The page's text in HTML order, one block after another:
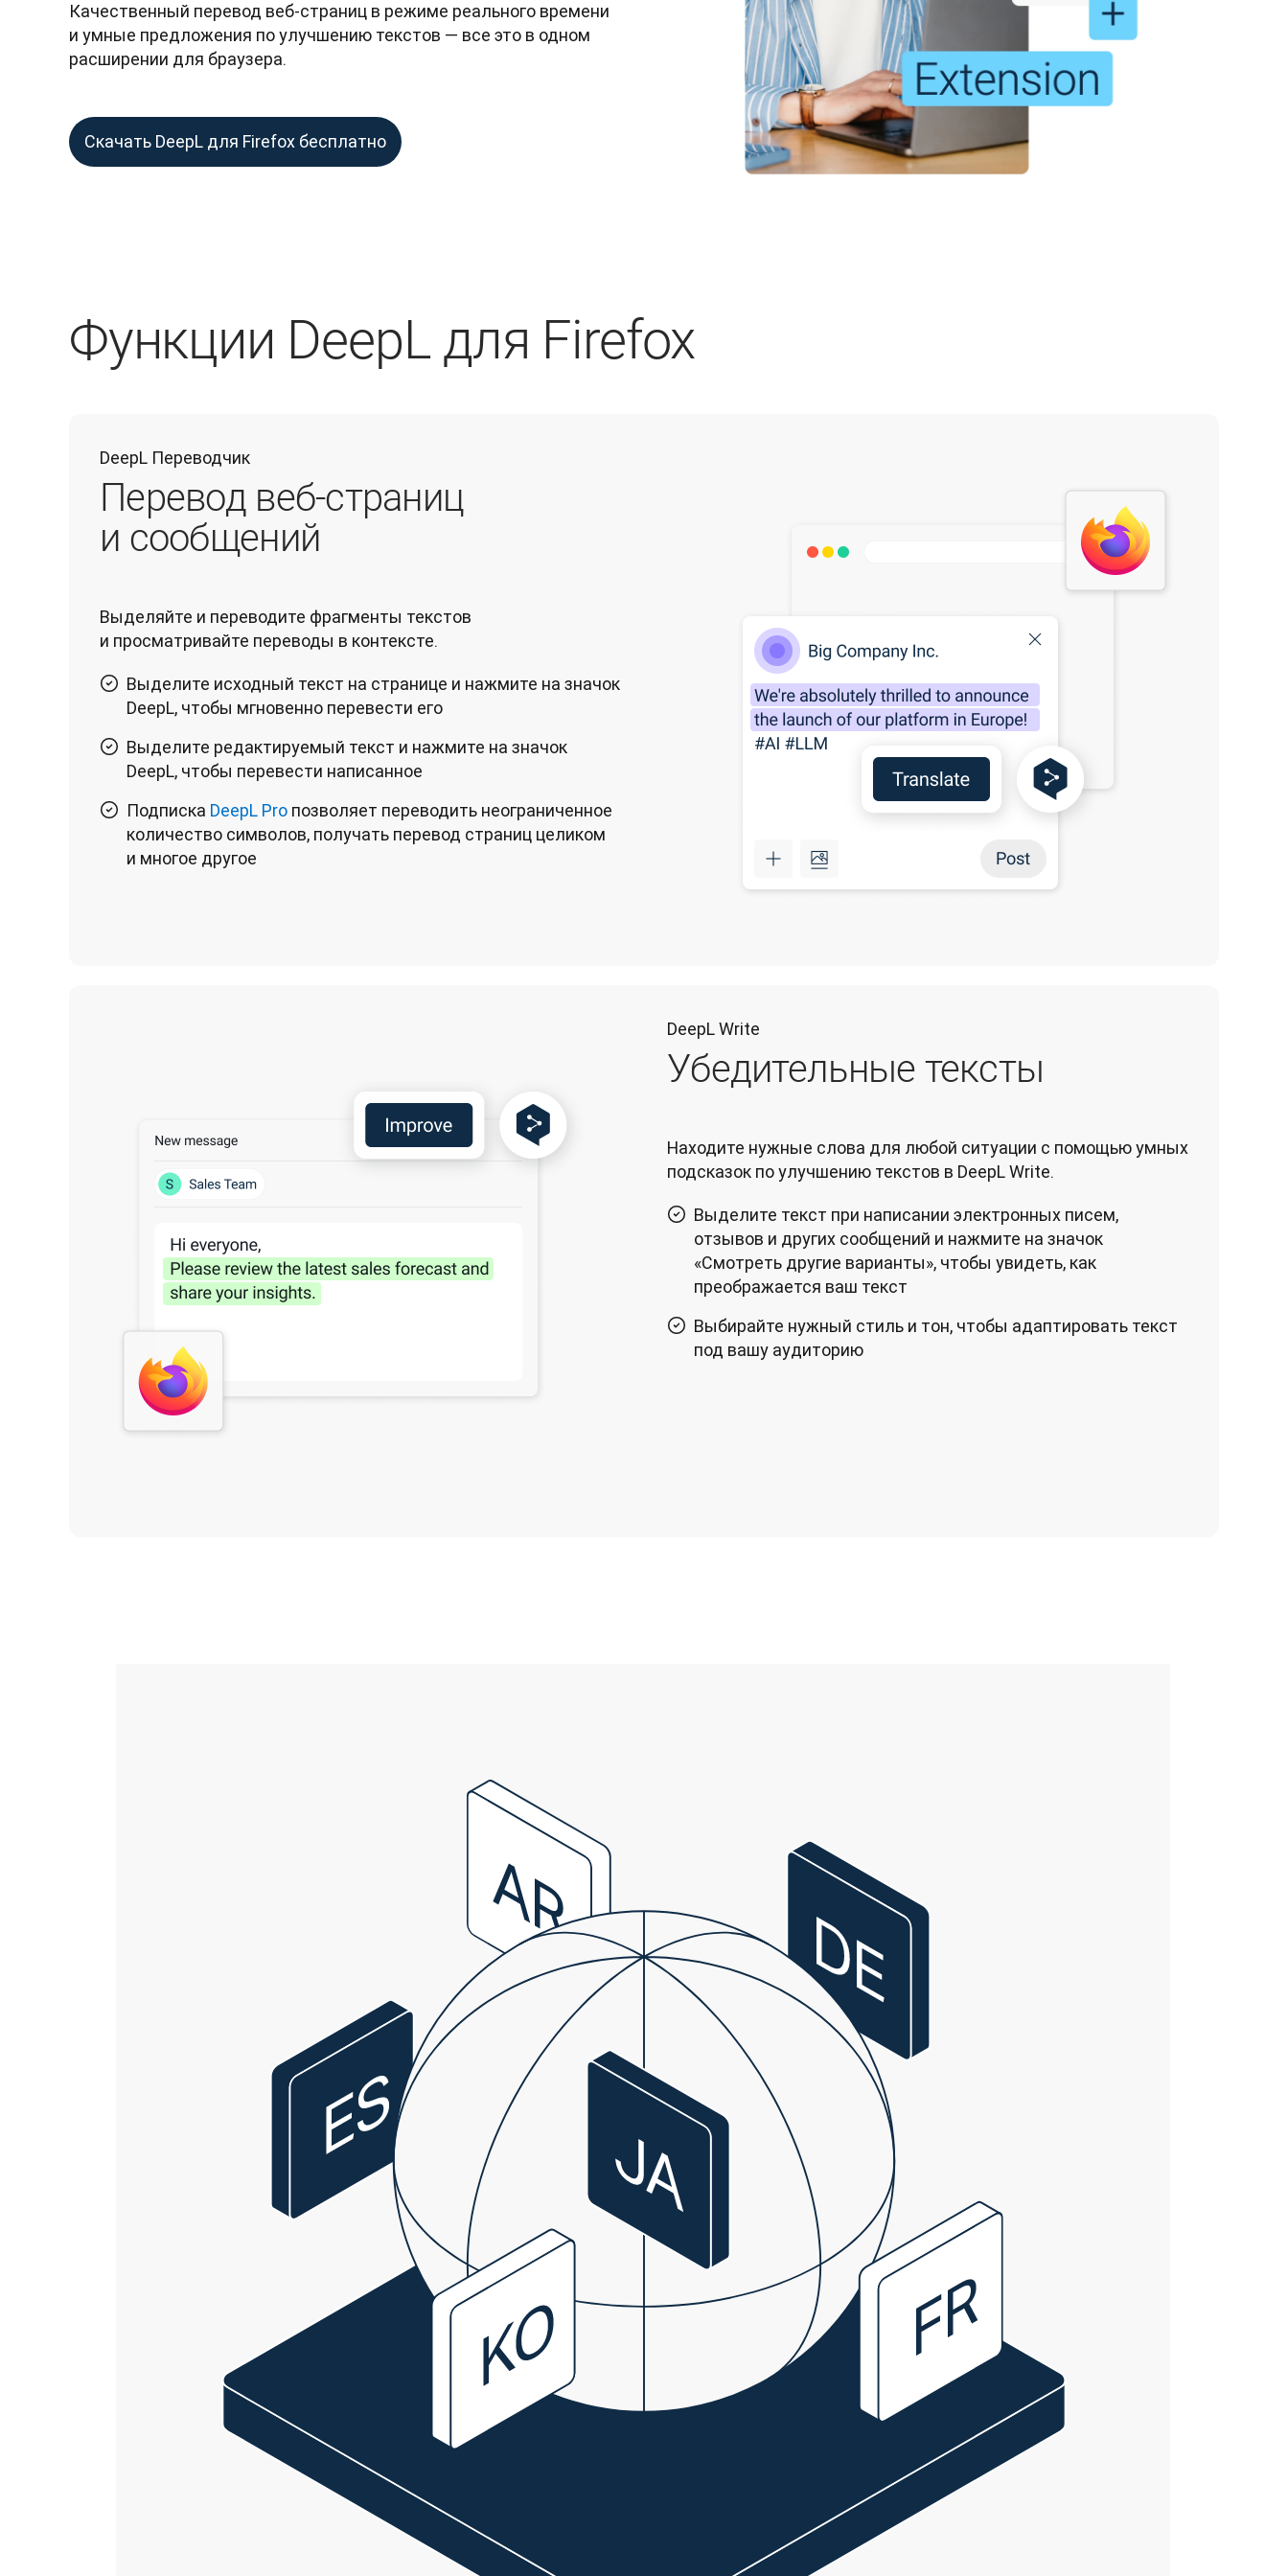
Качественный перевод веб-страниц в режиме реального времени
и умные предложения по улучшению текстов — все это в одном
расширении для браузера.
Скачать DeepL для Firefox бесплатно
Функции DeepL для Firefox
DeepL Переводчик
Перевод веб-страниц
и сообщений
Выделяйте и переводите фрагменты текстов
и просматривайте переводы в контексте.
Выделите исходный текст на странице и нажмите на значок
DeepL, чтобы мгновенно перевести его
Выделите редактируемый текст и нажмите на значок
DeepL, чтобы перевести написанное
Подписка DeepL Pro позволяет переводить неограниченное
количество символов, получать перевод страниц целиком
и многое другое
DeepL Write
Убедительные тексты
Находите нужные слова для любой ситуации с помощью умных
подсказок по улучшению текстов в DeepL Write.
Выделите текст при написании электронных писем,
отзывов и других сообщений и нажмите на значок
«Смотреть другие варианты», чтобы увидеть, как
преображается ваш текст
Выбирайте нужный стиль и тон, чтобы адаптировать текст
под вашу аудиторию